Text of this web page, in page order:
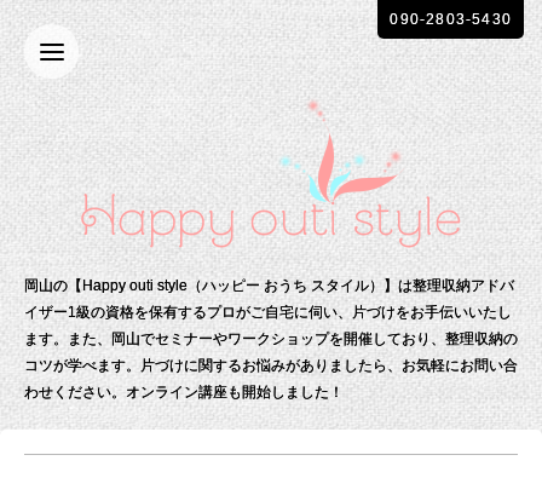
岡山の【Happy outi style（ハッピー おうち スタイル）】は整理収納アドバ
イザー1級の資格を保有するプロがご自宅に伺い、片づけをお手伝いいたし
ます。 また、岡山でセミナーやワークショップを開催しており、整理収納の
コツが学べます。 片づけに関するお悩みがありましたら、お気軽にお問い合
わせください。 オンライン講座も開始しました！
090-2803-5430